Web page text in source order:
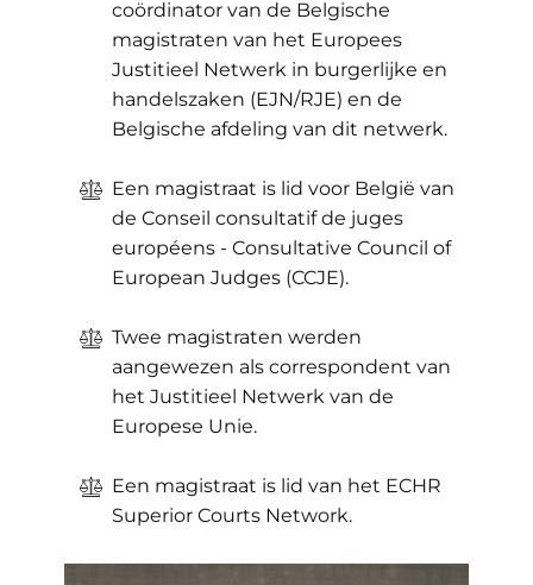
coördinator van de Belgische
magistraten van het Europees
Justitieel Netwerk in burgerlijke en
handelszaken (EJN/RJE) en de
Belgische afdeling van dit netwerk.
​Een magistraat is lid voor België van
de Conseil consultatif de juges
européens - Consultative Council of
European Judges (CCJE).
​Twee magistraten werden
aangewezen als correspondent van
het Justitieel Netwerk van de
Europese Unie.
Een magistraat is lid van het ECHR
Superior Courts Network.